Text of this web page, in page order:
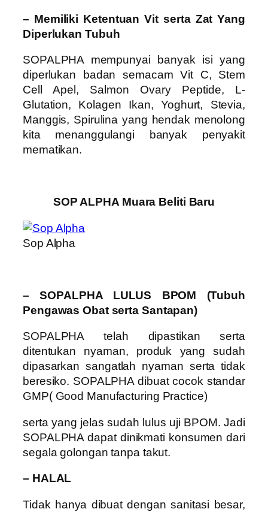
– Memiliki Ketentuan Vit serta Zat Yang
Diperlukan Tubuh
SOPALPHA mempunyai banyak isi yang
diperlukan badan semacam Vit C, Stem
Cell Apel, Salmon Ovary Peptide, L-
Glutation, Kolagen Ikan, Yoghurt, Stevia,
Manggis, Spirulina yang hendak menolong
kita menanggulangi banyak penyakit
mematikan.
SOP ALPHA Muara Beliti Baru
Sop Alpha
– SOPALPHA LULUS BPOM (Tubuh
Pengawas Obat serta Santapan)
SOPALPHA telah dipastikan serta
ditentukan nyaman, produk yang sudah
dipasarkan sangatlah nyaman serta tidak
beresiko. SOPALPHA dibuat cocok standar
GMP( Good Manufacturing Practice)
serta yang jelas sudah lulus uji BPOM. Jadi
SOPALPHA dapat dinikmati konsumen dari
segala golongan tanpa takut.
– HALAL
Tidak hanya dibuat dengan sanitasi besar,